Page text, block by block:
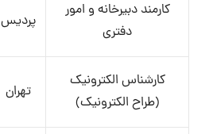
کارمند دبیرخانه و امور
دفتری
پردیس
کارشناس الکترونیک
(طراح الکترونیک)
تهران